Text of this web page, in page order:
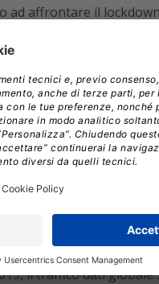
ad affrontare il
come app per l’e-
supportato i
voler risparmiare per
nel 5G e in una
preparati in vista di
(Fixed Wireless Access
per un totale pari a
il traffico dati globale